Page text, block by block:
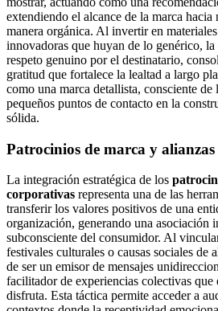
extendiendo el alcance de la marca
manera orgánica. Al invertir en
innovadoras que huyan de lo genérico, la
respeto genuino por el destinatario,
gratitud que fortalece la lealtad a largo
como una marca detallista, consciente
pequeños puntos de contacto en la
sólida.
Patrocinios de marca y
La integración estratégica de los
corporativas representa una de las
transferir los valores positivos de una
organización, generando una asociación
subconsciente del consumidor. Al
festivales culturales o causas sociales de
de ser un emisor de mensajes
facilitador de experiencias colectivas
disfruta. Esta táctica permite acceder a